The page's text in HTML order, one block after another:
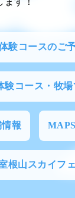
験コースのご
験コース・牧
情報
根山スカイフ